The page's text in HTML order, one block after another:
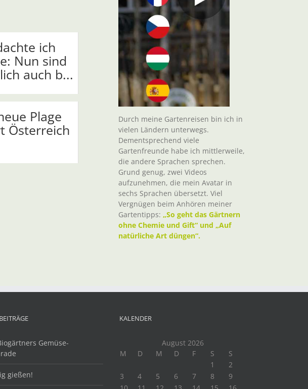
ich
Nun sind
auch b...
Plage
Österreich
Durch meine Gartenreisen bin ich in
vielen Ländern unterwegs.
Dementsprechend viele
Gartenfreunde habe ich mittlerweile,
die andere Sprachen sprechen.
Grund genug, zwei Videos
aufzunehmen, die mein Avatar in
sechs Sprachen übersetzt. Viel
Vergnügen beim Anhören meiner
Gartentipps: „So geht das Gärtnern
ohne Chemie und Gift“ und „Auf
natürliche Art düngen“.
Gemüse-
gießen!
KALENDER
August 2026
M
D M D F S
S
1
2
3
4 5 6 7 8
9